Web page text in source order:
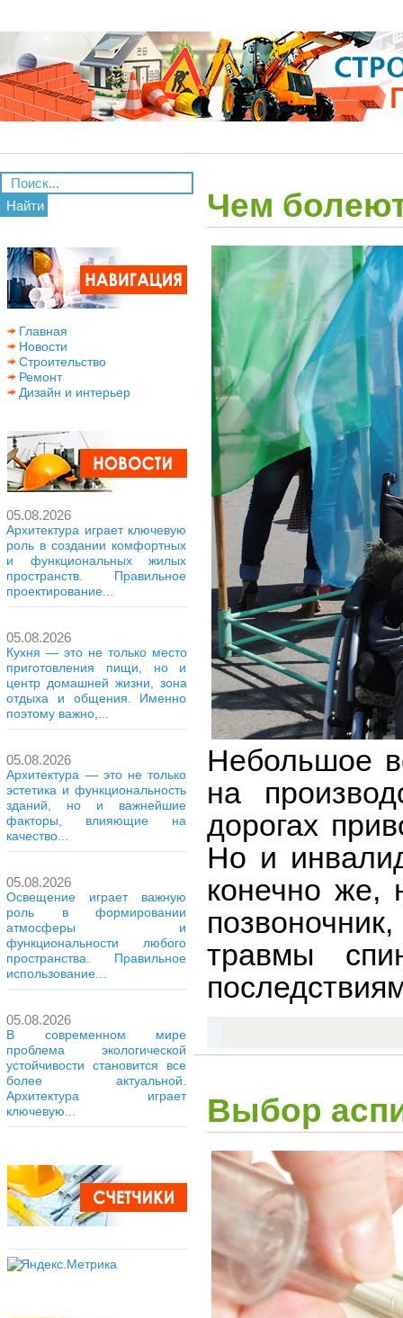
Найти
Главная
Новости
Строительство
Ремонт
Дизайн и интерьер
05.08.2026
Архитектура играет ключевую
роль в создании комфортных
и функциональных жилых
пространств. Правильное
проектирование...
05.08.2026
Кухня — это не только место
приготовления пищи, но и
центр домашней жизни, зона
отдыха и общения. Именно
поэтому важно,...
05.08.2026
Архитектура — это не только
эстетика и функциональность
зданий, но и важнейшие
факторы, влияющие на
качество...
05.08.2026
Освещение играет важную
роль в формировании
атмосферы и
функциональности любого
пространства. Правильное
использование...
05.08.2026
В современном мире
проблема экологической
устойчивости становится все
более актуальной.
Архитектура играет
ключевую...
Чем
Небольшое
на
дорогах
Но и
конечно же,
травмы
Выбор